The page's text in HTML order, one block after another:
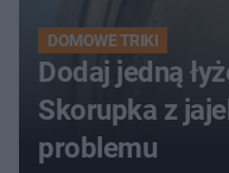
DOMOWE TRIKI
Dodaj jedną
Skorupka z
problemu